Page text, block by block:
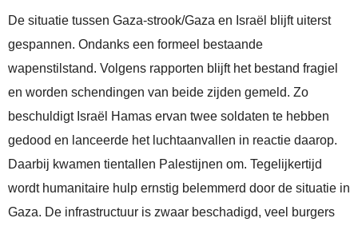
De situatie tussen Gaza‑strook/Gaza en Israël blijft uiterst
gespannen. Ondanks een formeel bestaande
wapenstilstand. Volgens rapporten blijft het bestand fragiel
en worden schendingen van beide zijden gemeld. Zo
beschuldigt Israël Hamas ervan twee soldaten te hebben
gedood en lanceerde het luchtaanvallen in reactie daarop.
Daarbij kwamen tientallen Palestijnen om. Tegelijkertijd
wordt humanitaire hulp ernstig belemmerd door de situatie in
Gaza. De infrastructuur is zwaar beschadigd, veel burgers